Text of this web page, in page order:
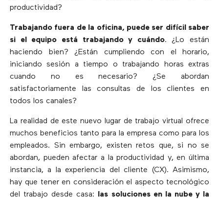
productividad?
Trabajando fuera de la oficina, puede ser difícil saber
si el equipo está trabajando y cuándo. ¿Lo están
haciendo bien? ¿Están cumpliendo con el horario,
iniciando sesión a tiempo o trabajando horas extras
cuando no es necesario? ¿Se abordan
satisfactoriamente las consultas de los clientes en
todos los canales?
La realidad de este nuevo lugar de trabajo virtual ofrece
muchos beneficios tanto para la empresa como para los
empleados. Sin embargo, existen retos que, si no se
abordan, pueden afectar a la productividad y, en última
instancia, a la experiencia del cliente (CX). Asimismo,
hay que tener en consideración el aspecto tecnológico
del trabajo desde casa:
las soluciones en la nube y la